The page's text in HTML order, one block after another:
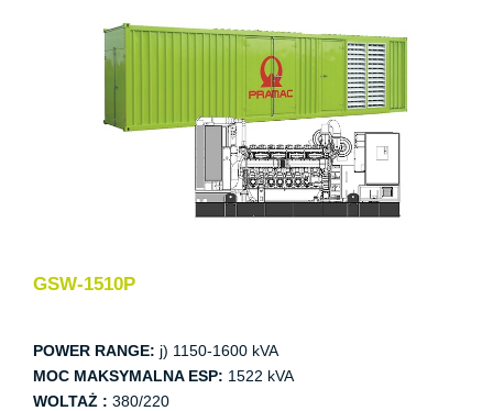
GSW-1510P
POWER RANGE: j) 1150-1600 kVA
MOC MAKSYMALNA ESP: 1522 kVA
WOLTAŻ : 380/220